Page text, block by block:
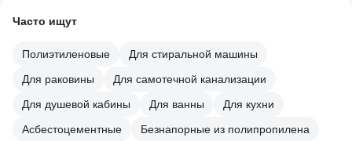
Часто ищут
Полиэтиленовые
Для стиральной машины
Для раковины
Для самотечной канализации
Для душевой кабины
Для ванны
Для кухни
Асбестоцементные
Безнапорные из полипропилена